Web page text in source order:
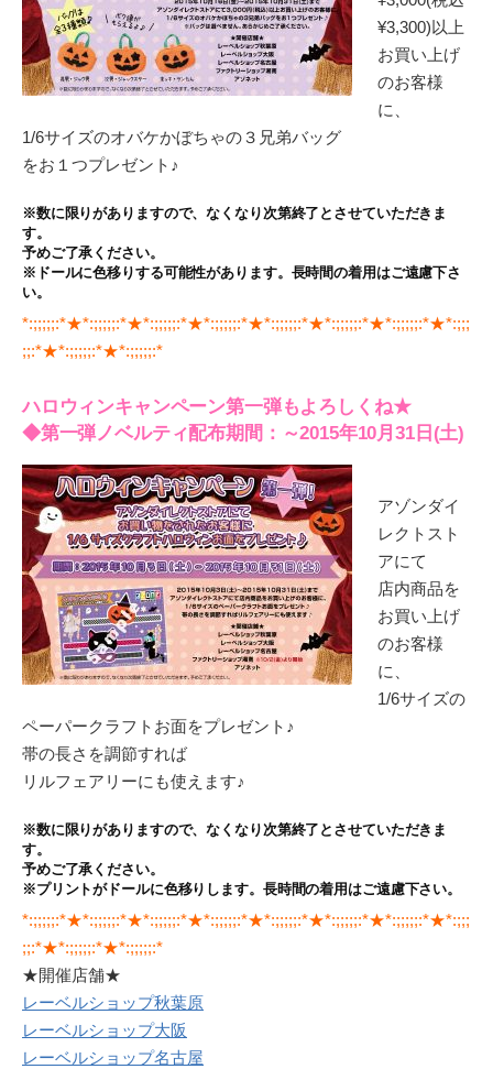
¥3,300)以上
お買い上げ
のお客様
に、
1/6サイズのオバケかぼちゃの３兄弟バッグ
をお１つプレゼント♪
※数に限りがありますので、なくなり次第終了とさせていただきま
す。
予めご了承ください。
※ドールに色移りする可能性があります。長時間の着用はご遠慮下さ
い。
*:;;;;;:*★*:;;;;;:*★*:;;;;;:*★*:;;;;;:*★*:;;;;;:*★*:;;;;;:*★*:;;;;;:*★*:;;;
;;:*★*:;;;;;:*★*:;;;;;:*
ハロウィンキャンペーン第一弾もよろしくね★
◆第一弾ノベルティ配布期間：～2015年10月31日(土)
アゾンダイ
レクトスト
アにて
店内商品を
お買い上げ
のお客様
に、
1/6サイズの
ペーパークラフトお面をプレゼント♪
帯の長さを調節すれば
リルフェアリーにも使えます♪
※数に限りがありますので、なくなり次第終了とさせていただきま
す。
予めご了承ください。
※プリントがドールに色移りします。長時間の着用はご遠慮下さい。
*:;;;;;:*★*:;;;;;:*★*:;;;;;:*★*:;;;;;:*★*:;;;;;:*★*:;;;;;:*★*:;;;;;:*★*:;;;
;;:*★*:;;;;;:*★*:;;;;;:*
★開催店舗★
レーベルショップ秋葉原
レーベルショップ大阪
レーベルショップ名古屋